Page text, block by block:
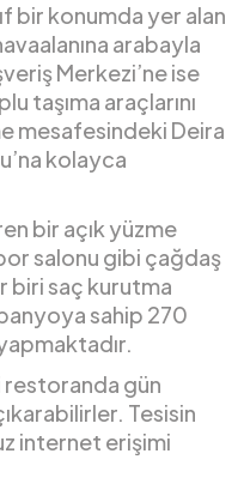
bir konumda yer alan
arabayla
Merkezi’ne ise
taşıma araçlarını
mesafesindeki Deira
kolayca
bir açık yüzme
salonu gibi çağdaş
biri saç kurutma
sahip 270
gün
Tesisin
internet erişimi